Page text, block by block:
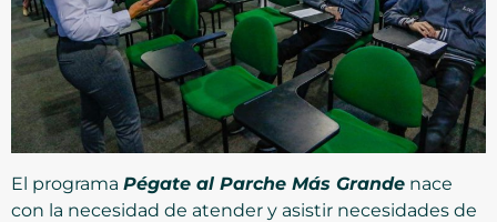
El programa Pégate al Parche Más Grande nace
con la necesidad de atender y asistir necesidades de